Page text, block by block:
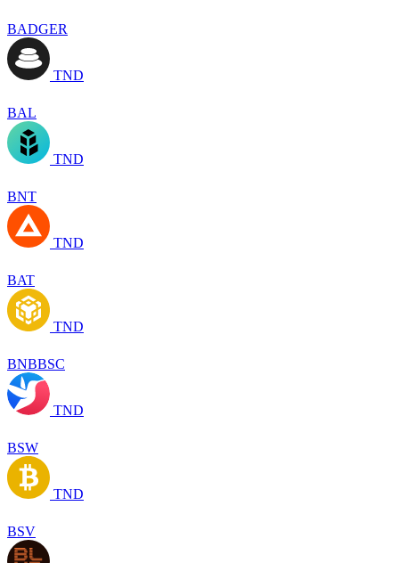
BADGER
TND
BAL
TND
BNT
TND
BAT
TND
BNBBSC
TND
BSW
TND
BSV